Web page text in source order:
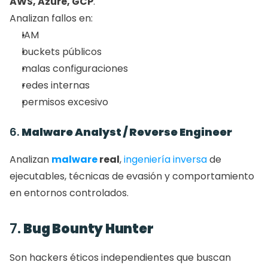
Analizan fallos en:
IAM
buckets públicos
malas configuraciones
redes internas
permisos excesivo
6. Malware Analyst / Reverse Engineer
Analizan malware real, ingeniería inversa de
ejecutables, técnicas de evasión y comportamiento
en entornos controlados.
7. Bug Bounty Hunter
Son hackers éticos independientes que buscan